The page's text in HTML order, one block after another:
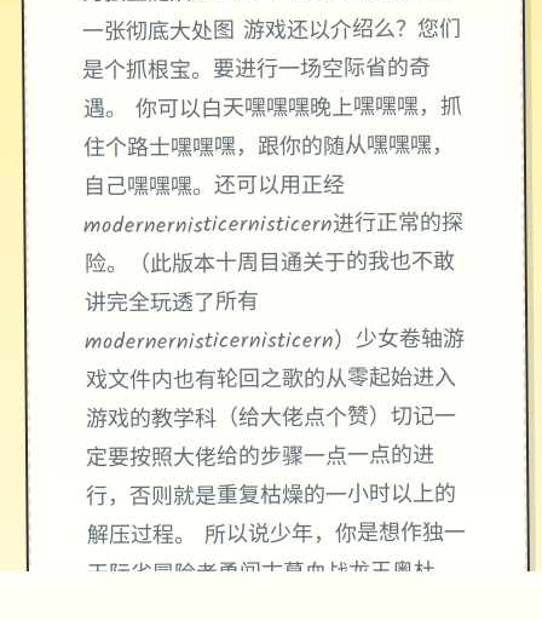
一张彻底大处图 游戏还以介绍么？您们
是个抓根宝。要进行一场空际省的奇
遇。 你可以白天嘿嘿嘿晚上嘿嘿嘿，抓
住个路士嘿嘿嘿，跟你的随从嘿嘿嘿，
自己嘿嘿嘿。还可以用正经
modernernisticernisticern进行正常的探
险。（此版本十周目通关于的我也不敢
讲完全玩透了所有
modernernisticernisticern）少女卷轴游
戏文件内也有轮回之歌的从零起始进入
游戏的教学科（给大佬点个赞）切记一
定要按照大佬给的步骤一点一点的进
行，否则就是重复枯燥的一小时以上的
解压过程。 所以说少年，你是想作独一
天际省冒险者勇闯古墓血战龙王奥杜